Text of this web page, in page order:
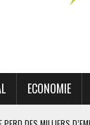
ECONOMIE